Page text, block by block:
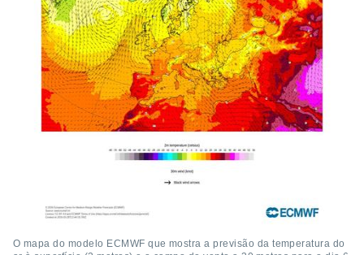
O mapa do modelo ECMWF que mostra a previsão da temperatura do